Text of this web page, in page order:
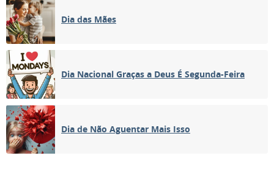
Dia das Mães
Dia Nacional Graças a Deus É Segunda-Feira
Dia de Não Aguentar Mais Isso